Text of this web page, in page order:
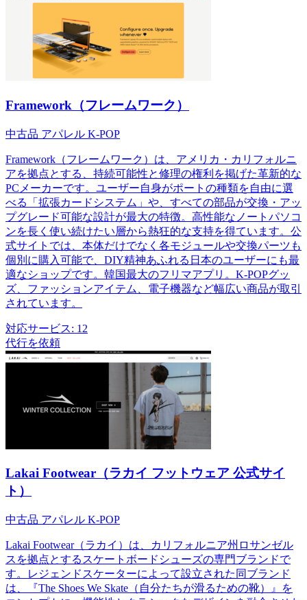
Framework（フレームワーク）
中古品 アパレル K-POP
Framework（フレームワーク）は、アメリカ・カリフォルニ
アを拠点とする、持続可能性と修理の権利を掲げた革新的な
PCメーカーです。ユーザー自身がポートの種類を自由に選
べる「拡張カードシステム」や、すべての部品が交換・アッ
プグレード可能な設計が最大の特徴。高性能なノートパソコ
ンを長く使い続けたい層から熱狂的な支持を得ています。公
式サイトでは、本体だけでなく各モジュールや交換パーツも
個別に購入可能で、DIY精神あふれる日本のユーザーにも最
適なショップです。韓国最大のフリマアプリ。K-POPグッ
ズ、ファッションアイテム、電子機器など幅広い商品が取引
されています。
対応サービス: 12
代行を依頼
Lakai Footwear（ラカイ フットウェア 公式サイ
ト）
中古品 アパレル K-POP
Lakai Footwear（ラカイ）は、カリフォルニア州ロサンゼル
スを拠点とするスケートボードシューズの専門ブランドで
す。レジェンドスケーターによって設立された同ブランド
は、『The Shoes We Skate（自分たちが滑るための靴）』を